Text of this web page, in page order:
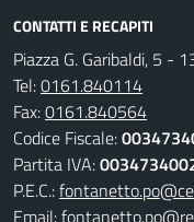
CONTATTI E RECAPITI
Piazza G. Garibaldi, 5 -
Tel:0161.840114
Fax:0161.840564
Codice Fiscale:
Partita IVA:
P.E.C.:
Email: